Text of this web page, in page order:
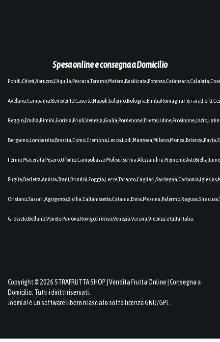
Spesa online e consegna a Domicilio
Grosseto,Belluno,Veneto,Padova,Rovigo,Treviso,Venezia,Verona,Vicenza,e tutta Italia.
Copyright © 2026 STRAFRUTTA SHOP | Vendita Frutta Online | Consegna a
Domicilio. Tutti i diritti riservati.
Joomla!è un software libero rilasciato sottolicenza GNU/GPL.